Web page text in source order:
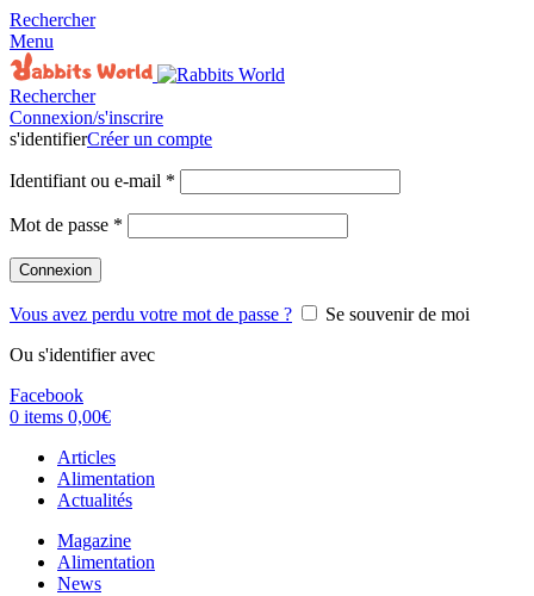
Rechercher
Menu
Rechercher
Connexion/s'inscrire
s'identifierCréer un compte
Identifiant ou e-mail *
Mot de passe *
Connexion
Vous avez perdu votre mot de passe ?
Se souvenir de moi
Ou s'identifier avec
Facebook
0 items 0,00€
Articles
Alimentation
Actualités
Magazine
Alimentation
News